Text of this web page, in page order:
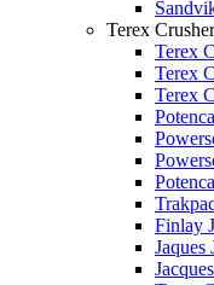
Terex
Terex
Terex
Terex
Finlay
Jaques